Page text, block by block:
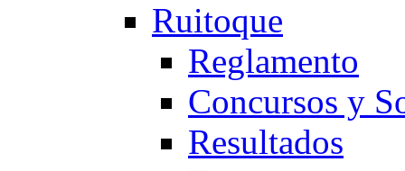
Ruitoque
Reglamento
Concursos y
Resultados